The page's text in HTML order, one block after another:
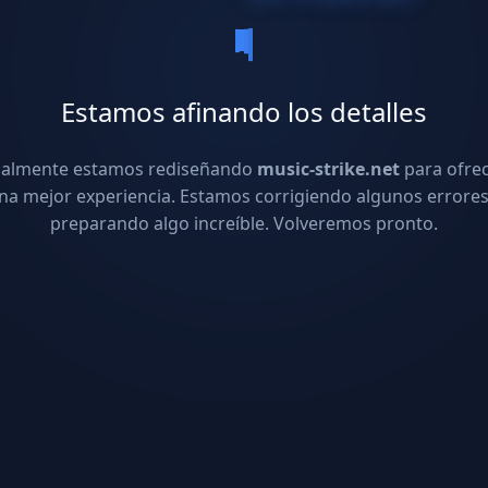
Estamos afinando los detalles
estamos rediseñando music-strike.net para
mejor experiencia. Estamos corrigiendo algunos
preparando algo increíble. Volveremos pronto.